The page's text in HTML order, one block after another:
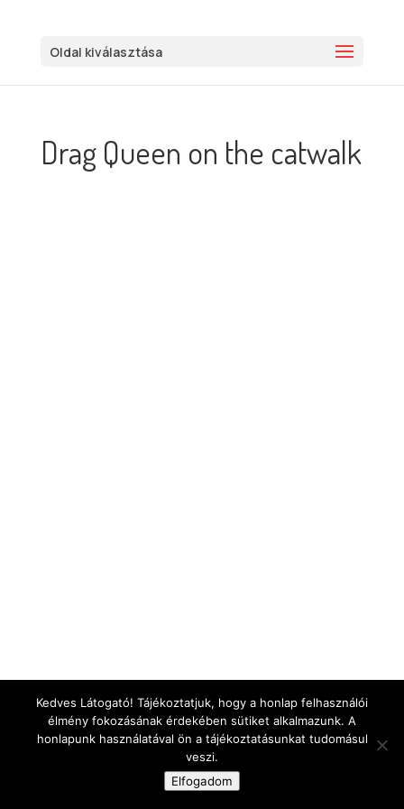
Oldal kiválasztása
Drag Queen on the catwalk
Kedves Látogató! Tájékoztatjuk, hogy a honlap felhasználói
élmény fokozásának érdekében sütiket alkalmazunk. A
honlapunk használatával ön a tájékoztatásunkat tudomásul
veszi.
Elfogadom